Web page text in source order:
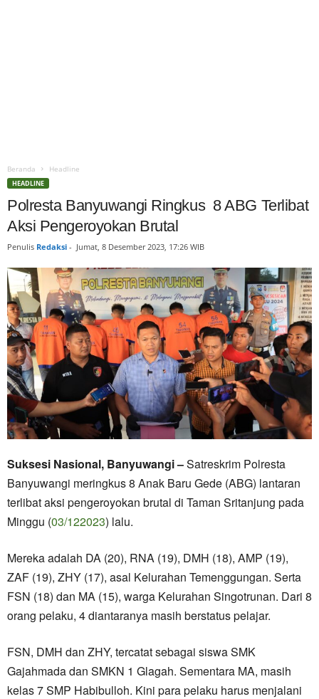
Beranda Headline
HEADLINE
Polresta Banyuwangi Ringkus 8 ABG Terlibat
Aksi Pengeroyokan Brutal
Penulis Redaksi - Jumat, 8 Desember 2023, 17:26 WIB
Suksesi Nasional, Banyuwangi –Satreskrim Polresta
Banyuwangi meringkus 8 Anak Baru Gede (ABG) lantaran
terlibat aksi pengeroyokan brutal di Taman Sritanjung pada
Minggu (03/122023) lalu.
Mereka adalah DA (20), RNA (19), DMH (18), AMP (19),
ZAF (19), ZHY (17), asal Kelurahan Temenggungan. Serta
FSN (18) dan MA (15), warga Kelurahan Singotrunan. Dari 8
orang pelaku, 4 diantaranya masih berstatus pelajar.
FSN, DMH dan ZHY, tercatat sebagai siswa SMK
Gajahmada dan SMKN 1 Glagah. Sementara MA, masih
kelas 7 SMP Habibulloh. Kini para pelaku harus menjalani